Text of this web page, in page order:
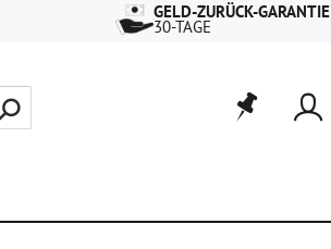
GELD-ZURÜCK-GARANTIE
30-TAGE